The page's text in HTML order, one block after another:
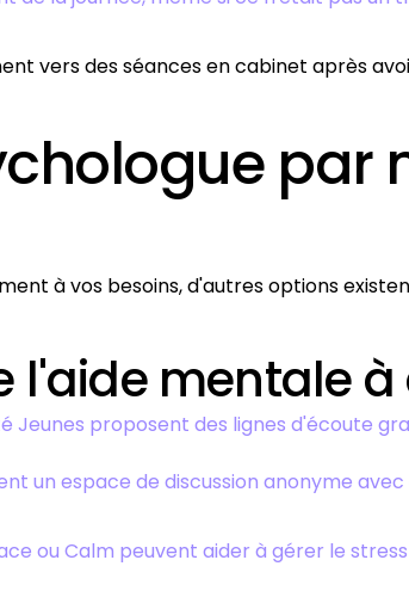
vers des séances en cabinet après
par
à vos besoins, d'autres options
l'aide mentale
Jeunes proposent des lignes d'écoute
un espace de discussion anonyme
ou Calm peuvent aider à gérer le